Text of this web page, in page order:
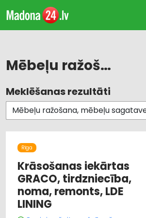
Mēbeļu ražošana, mēbeļu sagataves
Visas nozares
Mēbeļu ražošana, mēbeļu
Dizains un interjers; priekšmeti
Mēbeļu furnitūra
Apdares materiāli: tirdzniecība
Meklēšanas rezultāti
Rīga
Krāsošanas iekārtas
GRACO, tirdzniecība,
noma, remonts, LDE
LINING